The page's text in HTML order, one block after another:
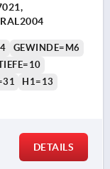
GEWINDE=M6
H1=13
DETAILS